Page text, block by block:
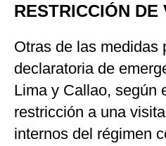
RESTRICCIÓN DE
Otras de las medidas
declaratoria de
Lima y Callao, según
restricción a una
internos del régimen